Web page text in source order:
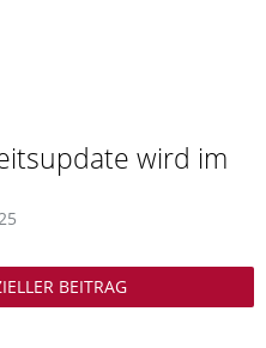
wird im
BEITRAG